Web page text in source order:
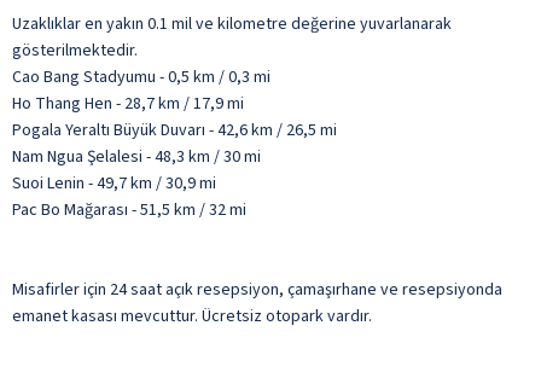
Uzaklıklar en yakın 0.1 mil ve kilometre değerine yuvarlanarak
gösterilmektedir.
Cao Bang Stadyumu - 0,5 km / 0,3 mi
Ho Thang Hen - 28,7 km / 17,9 mi
Pogala Yeraltı Büyük Duvarı - 42,6 km / 26,5 mi
Nam Ngua Şelalesi - 48,3 km / 30 mi
Suoi Lenin - 49,7 km / 30,9 mi
Pac Bo Mağarası - 51,5 km / 32 mi
Misafirler için 24 saat açık resepsiyon, çamaşırhane ve resepsiyonda
emanet kasası mevcuttur. Ücretsiz otopark vardır.